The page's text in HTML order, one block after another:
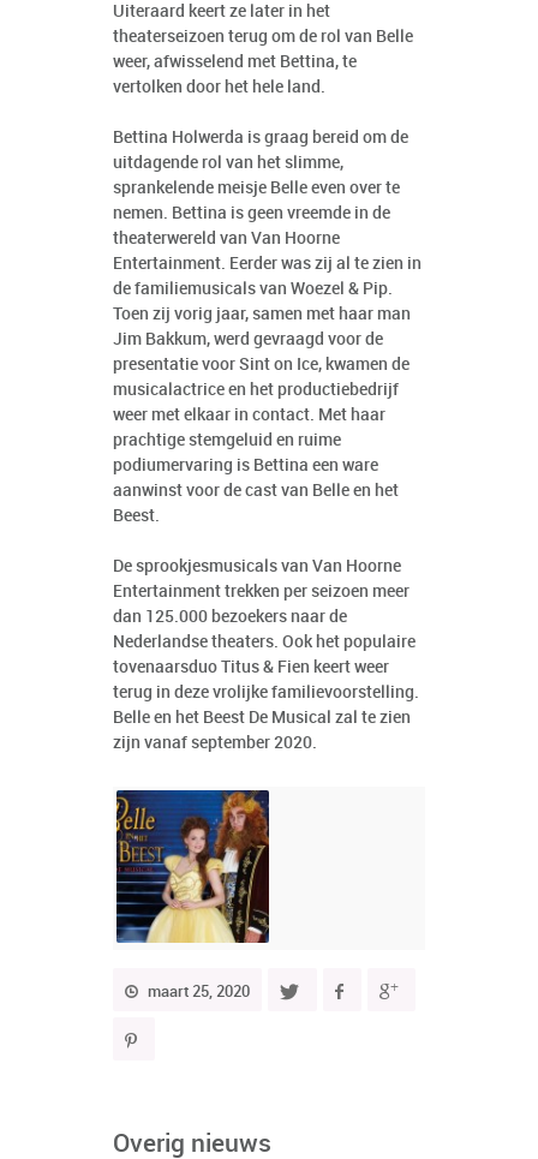
Uiteraard keert ze later in het
theaterseizoen terug om de rol van Belle
weer, afwisselend met Bettina, te
vertolken door het hele land.
Bettina Holwerda is graag bereid om de
uitdagende rol van het slimme,
sprankelende meisje Belle even over te
nemen. Bettina is geen vreemde in de
theaterwereld van Van Hoorne
Entertainment. Eerder was zij al te zien in
de familiemusicals van Woezel & Pip.
Toen zij vorig jaar, samen met haar man
Jim Bakkum, werd gevraagd voor de
presentatie voor Sint on Ice, kwamen de
musicalactrice en het productiebedrijf
weer met elkaar in contact. Met haar
prachtige stemgeluid en ruime
podiumervaring is Bettina een ware
aanwinst voor de cast van Belle en het
Beest.
De sprookjesmusicals van Van Hoorne
Entertainment trekken per seizoen meer
dan 125.000 bezoekers naar de
Nederlandse theaters. Ook het populaire
tovenaarsduo Titus & Fien keert weer
terug in deze vrolijke familievoorstelling.
Belle en het Beest De Musical zal te zien
zijn vanaf september 2020.
maart 25, 2020
Overig nieuws